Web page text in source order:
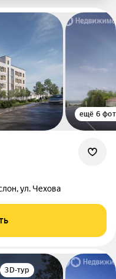
ещё 6
ул. Чехова
3D-тур